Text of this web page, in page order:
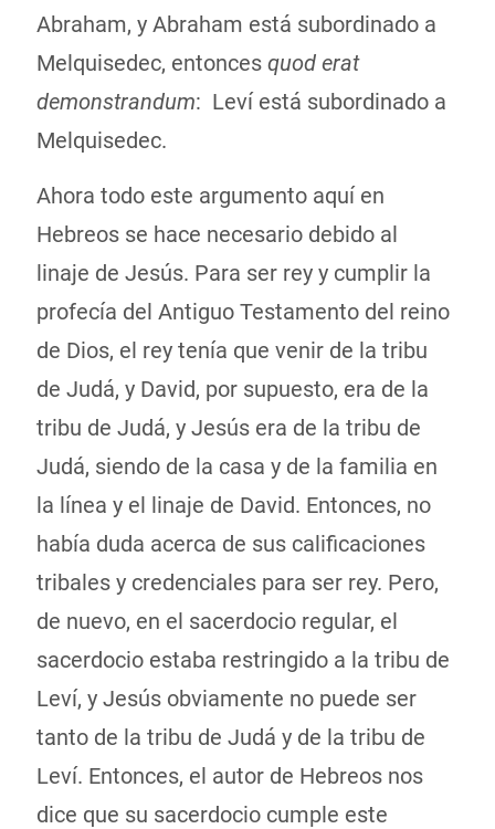
Abraham, y Abraham está subordinado a
Melquisedec, entonces quod erat
demonstrandum: Leví está subordinado a
Melquisedec.
Ahora todo este argumento aquí en
Hebreos se hace necesario debido al
linaje de Jesús. Para ser rey y cumplir la
profecía del Antiguo Testamento del reino
de Dios, el rey tenía que venir de la tribu
de Judá, y David, por supuesto, era de la
tribu de Judá, y Jesús era de la tribu de
Judá, siendo de la casa y de la familia en
la línea y el linaje de David. Entonces, no
había duda acerca de sus calificaciones
tribales y credenciales para ser rey. Pero,
de nuevo, en el sacerdocio regular, el
sacerdocio estaba restringido a la tribu de
Leví, y Jesús obviamente no puede ser
tanto de la tribu de Judá y de la tribu de
Leví. Entonces, el autor de Hebreos nos
dice que su sacerdocio cumple este